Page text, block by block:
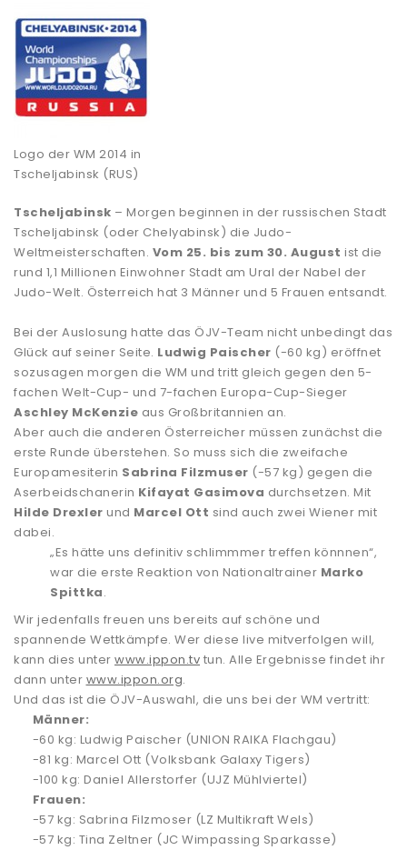
Logo der WM 2014 in
Tscheljabinsk (RUS)
Tscheljabinsk – Morgen beginnen in der russischen Stadt
Tscheljabinsk (oder Chelyabinsk) die Judo-
Weltmeisterschaften. Vom 25. bis zum 30. August ist die
rund 1,1 Millionen Einwohner Stadt am Ural der Nabel der
Judo-Welt. Österreich hat 3 Männer und 5 Frauen entsandt.
Bei der Auslosung hatte das ÖJV-Team nicht unbedingt das
Glück auf seiner Seite. Ludwig Paischer (-60 kg) eröffnet
sozusagen morgen die WM und tritt gleich gegen den 5-
fachen Welt-Cup- und 7-fachen Europa-Cup-Sieger
Aschley McKenzie aus Großbritannien an.
Aber auch die anderen Österreicher müssen zunächst die
erste Runde überstehen. So muss sich die zweifache
Europamesiterin Sabrina Filzmuser (-57 kg) gegen die
Aserbeidschanerin Kifayat Gasimova durchsetzen. Mit
Hilde Drexler und Marcel Ott sind auch zwei Wiener mit
dabei.
„Es hätte uns definitiv schlimmmer treffen könnnen“,
war die erste Reaktion von Nationaltrainer Marko
Spittka.
Wir jedenfalls freuen uns bereits auf schöne und
spannende Wettkämpfe. Wer diese live mitverfolgen will,
kann dies unter www.ippon.tv tun. Alle Ergebnisse findet ihr
dann unter www.ippon.org.
Und das ist die ÖJV-Auswahl, die uns bei der WM vertritt:
Männer:
-60 kg: Ludwig Paischer (UNION RAIKA Flachgau)
-81 kg: Marcel Ott (Volksbank Galaxy Tigers)
-100 kg: Daniel Allerstorfer (UJZ Mühlviertel)
Frauen:
-57 kg: Sabrina Filzmoser (LZ Multikraft Wels)
-57 kg: Tina Zeltner (JC Wimpassing Sparkasse)